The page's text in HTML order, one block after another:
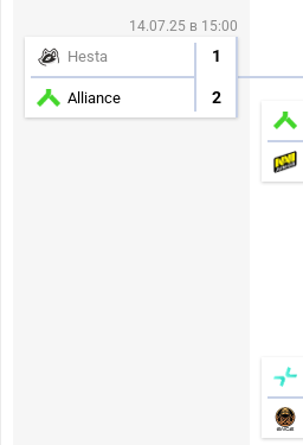
14.07.25 в 15:00
Hesta 1
Alliance 2